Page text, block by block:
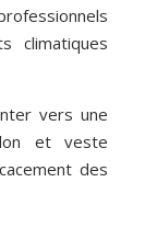
climatiques
vers une
et veste
des